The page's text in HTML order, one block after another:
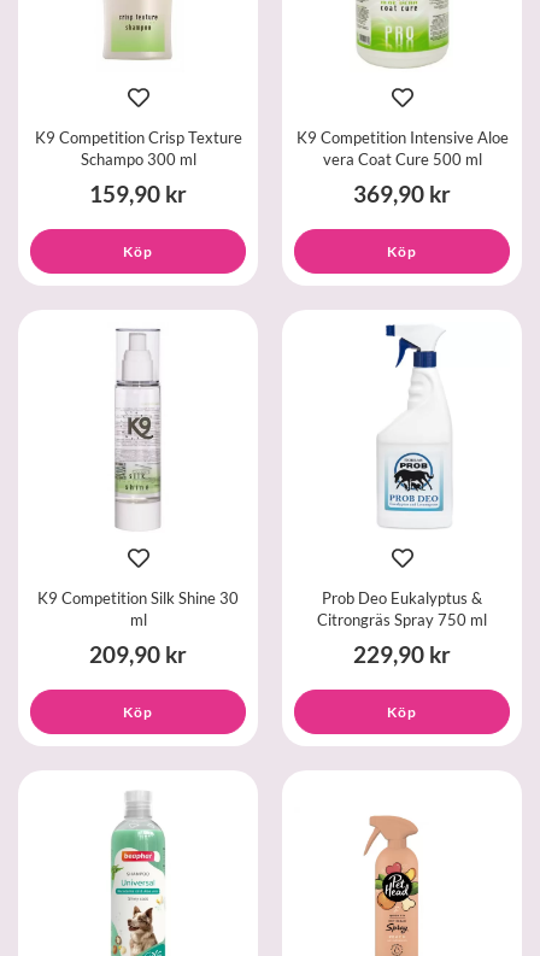
K9 Competition Crisp Texture
Schampo 300 ml
159,90 kr
Köp
K9 Competition Intensive Aloe
vera Coat Cure 500 ml
369,90 kr
Köp
K9 Competition Silk Shine 30
ml
209,90 kr
Köp
Prob Deo Eukalyptus &
Citrongräs Spray 750 ml
229,90 kr
Köp